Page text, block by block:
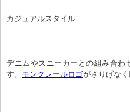
カジュアルスタイル
デニムやスニーカーとの組み合わ
す。 モンクレールロゴがさりげなく